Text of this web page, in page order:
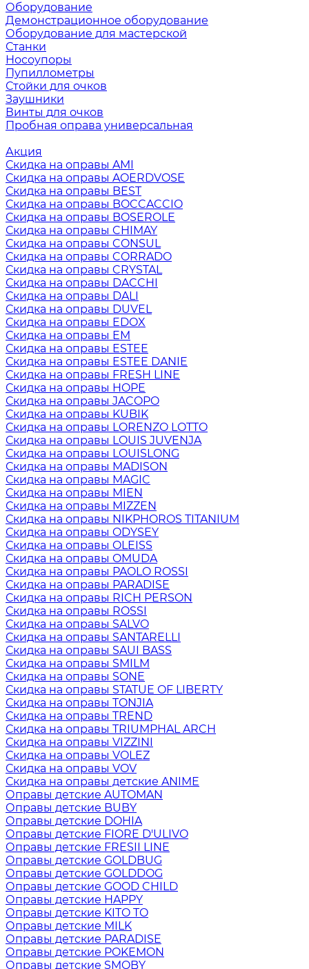
Оборудование
Демонстрационное оборудование
Оборудование для мастерской
Станки
Носоупоры
Пупиллометры
Стойки для очков
Заушники
Винты для очков
Пробная оправа универсальная
Акция
Скидка на оправы AMI
Скидка на оправы AOERDVOSE
Скидка на оправы BEST
Скидка на оправы BOCCACCIO
Скидка на оправы BOSEROLE
Скидка на оправы CHIMAY
Скидка на оправы CONSUL
Скидка на оправы CORRADO
Скидка на оправы CRYSTAL
Скидка на оправы DACCHI
Скидка на оправы DALI
Скидка на оправы DUVEL
Скидка на оправы EDOX
Скидка на оправы EM
Скидка на оправы ESTEE
Скидка на оправы ESTEE DANIE
Скидка на оправы FRESH LINE
Скидка на оправы HOPE
Скидка на оправы JACOPO
Скидка на оправы KUBIK
Скидка на оправы LORENZO LOTTO
Скидка на оправы LOUIS JUVENJA
Скидка на оправы LOUISLONG
Скидка на оправы MADISON
Скидка на оправы MAGIC
Скидка на оправы MIEN
Скидка на оправы MIZZEN
Скидка на оправы NIKPHOROS TITANIUM
Скидка на оправы ODYSEY
Скидка на оправы OLEISS
Скидка на оправы OMUDA
Скидка на оправы PAOLO ROSSI
Скидка на оправы PARADISE
Скидка на оправы RICH PERSON
Скидка на оправы ROSSI
Скидка на оправы SALVO
Скидка на оправы SANTARELLI
Скидка на оправы SAUI BASS
Скидка на оправы SMILM
Скидка на оправы SONE
Скидка на оправы STATUE OF LIBERTY
Скидка на оправы TONJIA
Скидка на оправы TREND
Скидка на оправы TRIUMPHAL ARCH
Скидка на оправы VIZZINI
Скидка на оправы VOLEZ
Скидка на оправы VOV
Скидка на оправы детские ANIME
Оправы детские AUTOMAN
Оправы детские BUBY
Оправы детские DOHIA
Оправы детские FIORE D'ULIVO
Оправы детские FRESII LINE
Оправы детские GOLDBUG
Оправы детские GOLDDOG
Оправы детские GOOD CHILD
Оправы детские HAPPY
Оправы детские KITO TO
Оправы детские MILK
Оправы детские PARADISE
Оправы детские POKEMON
Оправы детские SMOBY